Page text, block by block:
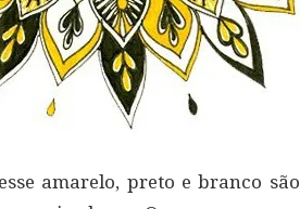
amarelo, preto e branco